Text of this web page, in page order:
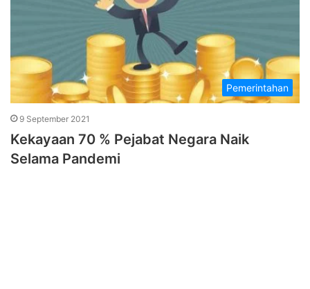
Pemerintahan
9 September 2021
Kekayaan 70 % Pejabat Negara Naik
Selama Pandemi